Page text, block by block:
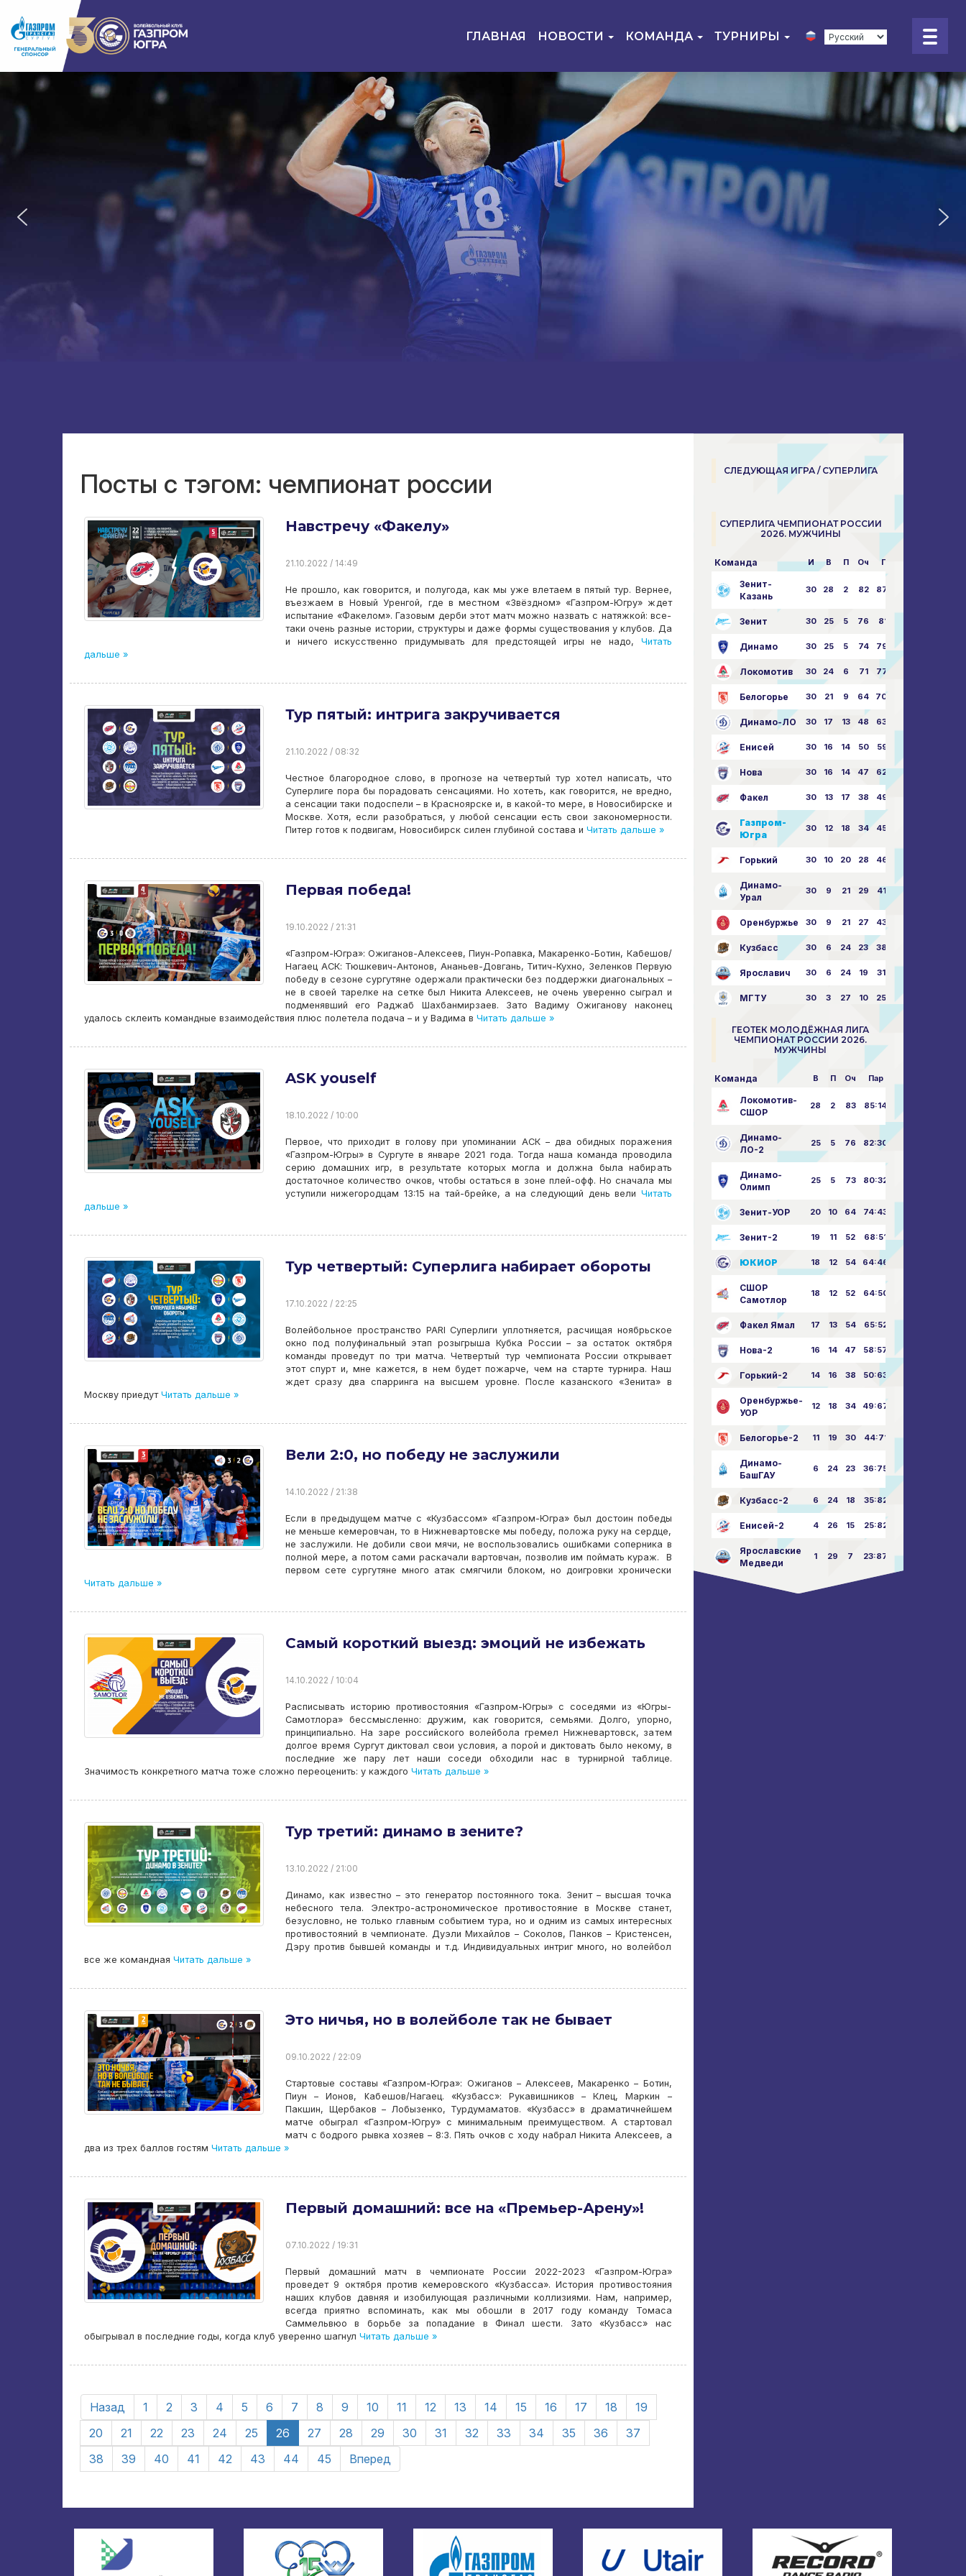
ГЛАВНАЯ НОВОСТИ КОМАНДА ТУРНИРЫ
Посты с тэгом: чемпионат россии
Навстречу «Факелу»
21.10.2022 / 14:49
Не прошло, как говорится, и полугода, как мы уже влетаем в пятый тур. Вернее,
въезжаем в Новый Уренгой, где в местном «Звёздном» «Газпром-Югру» ждет
испытание «Факелом». Газовым дерби этот матч можно назвать с натяжкой: все-
таки очень разные истории, структуры и даже формы существования у клубов. Да
и ничего искусственно придумывать для предстоящей игры не надо, Читать
дальше »
Тур пятый: интрига закручивается
21.10.2022 / 08:32
Честное благородное слово, в прогнозе на четвертый тур хотел написать, что
Суперлиге пора бы порадовать сенсациями. Но хотеть, как говорится, не вредно,
а сенсации таки подоспели – в Красноярске и, в какой-то мере, в Новосибирске и
Москве. Хотя, если разобраться, у любой сенсации есть свои закономерности.
Питер готов к подвигам, Новосибирск силен глубиной состава и Читать дальше »
Первая победа!
19.10.2022 / 21:31
«Газпром-Югра»: Ожиганов-Алексеев, Пиун-Ропавка, Макаренко-Ботин, Кабешов/
Нагаец АСК: Тюшкевич-Антонов, Ананьев-Довгань, Титич-Кухно, Зеленков Первую
победу в сезоне сургутяне одержали практически без поддержки диагональных –
не в своей тарелке на сетке был Никита Алексеев, не очень уверенно сыграл и
подменявший его Раджаб Шахбанмирзаев. Зато Вадиму Ожиганову наконец
удалось склеить командные взаимодействия плюс полетела подача – и у Вадима в Читать дальше »
ASK youself
18.10.2022 / 10:00
Первое, что приходит в голову при упоминании АСК – два обидных поражения
«Газпром-Югры» в Сургуте в январе 2021 года. Тогда наша команда проводила
серию домашних игр, в результате которых могла и должна была набирать
достаточное количество очков, чтобы остаться в зоне плей-офф. Но сначала мы
уступили нижегородцам 13:15 на тай-брейке, а на следующий день вели Читать
дальше »
Тур четвертый: Суперлига набирает обороты
17.10.2022 / 22:25
Волейбольное пространство PARI Суперлиги уплотняется, расчищая ноябрьское
окно под полуфинальный этап розыгрыша Кубка России – за остаток октября
команды проведут по три матча. Четвертый тур чемпионата России открывает
этот спурт и, мне кажется, в нем будет пожарче, чем на старте турнира. Наш
ждет сразу два спарринга на высшем уровне. После казанского «Зенита» в
Москву приедутЧитать дальше »
Вели 2:0, но победу не заслужили
14.10.2022 / 21:38
Если в предыдущем матче с «Кузбассом» «Газпром-Югра» был достоин победы
не меньше кемеровчан, то в Нижневартовске мы победу, положа руку на сердце,
не заслужили. Не добили свои мячи, не воспользовались ошибками соперника в
полной мере, а потом сами раскачали вартовчан, позволив им поймать кураж. В
первом сете сургутяне много атак смягчили блоком, но доигровки хронически
Читать дальше »
Самый короткий выезд: эмоций не избежать
14.10.2022 / 10:04
Расписывать историю противостояния «Газпром-Югры» с соседями из «Югры-
Самотлора» бессмысленно: дружим, как говорится, семьями. Долго, упорно,
принципиально. На заре российского волейбола гремел Нижневартовск, затем
долгое время Сургут диктовал свои условия, а порой и диктовать было некому, в
последние же пару лет наши соседи обходили нас в турнирной таблице.
Значимость конкретного матча тоже сложно переоценить: у каждого Читать дальше »
Тур третий: динамо в зените?
13.10.2022 / 21:00
Динамо, как известно – это генератор постоянного тока. Зенит – высшая точка
небесного тела. Электро-астрономическое противостояние в Москве станет,
безусловно, не только главным событием тура, но и одним из самых интересных
противостояний в чемпионате. Дуэли Михайлов – Соколов, Панков – Кристенсен,
Дэру против бывшей команды и т.д. Индивидуальных интриг много, но волейбол
все же командная Читать дальше »
Это ничья, но в волейболе так не бывает
09.10.2022 / 22:09
Стартовые составы «Газпром-Югра»: Ожиганов – Алексеев, Макаренко – Ботин,
Пиун – Ионов, Кабешов/Нагаец. «Кузбасс»: Рукавишников – Клец, Маркин –
Пакшин, Щербаков – Лобызенко, Турдумаматов. «Кузбасс» в драматичнейшем
матче обыграл «Газпром-Югру» с минимальным преимуществом. А стартовал
матч с бодрого рывка хозяев – 8:3. Пять очков с ходу набрал Никита Алексеев, а
два из трех баллов гостям Читать дальше »
Первый домашний: все на «Премьер-Арену»!
07.10.2022 / 19:31
Первый домашний матч в чемпионате России 2022-2023 «Газпром-Югра»
проведет 9 октября против кемеровского «Кузбасса». История противостояния
наших клубов давняя и изобилующая различными коллизиями. Нам, например,
всегда приятно вспоминать, как мы обошли в 2017 году команду Томаса
Саммельвюо в борьбе за попадание в Финал шести. Зато «Кузбасс» нас
обыгрывал в последние годы, когда клуб уверенно шагнул Читать дальше »
Назад 1 2 3 4 5 6 7 8 9 10 11 12 13 14 15 16 17 18
19
20
21 22 23 24 25 26 27 28 29 30 31 32 33 34 35 36
37
38
39 40 41 42 43 44 45 Вперед
СЛЕДУЮЩАЯ ИГРА / СУПЕРЛИГА
СУПЕРЛИГА ЧЕМПИОНАТ РОССИИ
2026. МУЖЧИНЫ
Команда И В П Оч Пар
Зенит-
Казань
30 28 2 82 87:24
Зенит 30 25 5 76 81:21
Динамо 30 25 5 74 79:26
Локомотив 30 24 6 71 77:33
Белогорье 30 21 9 64 70:40
Динамо-ЛО 30 17 13 48 63:57
Енисей 30 16 14 50 59:53
Нова 30 16 14 47 62:58
Факел 30 13 17 38 49:62
Газпром-
Югра
30 12 18 34 45:63
Горький 30 10 20 28 46:73
Динамо-
Урал
30 9 21 29 41:70
Оренбуржье 30 9 21 27 43:73
Кузбасс 30 6 24 23 38:76
Ярославич 30 6 24 19 31:80
МГТУ 30 3 27 10 25:87
ГЕОТЕК МОЛОДЁЖНАЯ ЛИГА
ЧЕМПИОНАТ РОССИИ 2026.
МУЖЧИНЫ
Команда В П Оч Пар
Локомотив-
СШОР
28 2 83 85:14
Динамо-
ЛО-2
25 5 76 82:30
Динамо-
Олимп
25 5 73 80:32
Зенит-УОР 20 10 64 74:43
Зенит-2 19 11 52 68:51
ЮКИОР 18 12 54 64:46
СШОР
Самотлор
18 12 52 64:50
Факел Ямал 17 13 54 65:52
Нова-2 16 14 47 58:57
Горький-2 14 16 38 50:63
Оренбуржье-
УОР
12 18 34 49:67
Белогорье-2 11 19 30 44:71
Динамо-
БашГАУ
6 24 23 36:75
Кузбасс-2 6 24 18 35:82
Енисей-2 4 26 15 25:82
Ярославские
Медведи
1 29 7 23:87